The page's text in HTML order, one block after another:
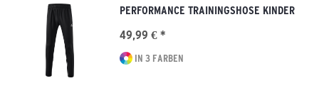
PERFORMANCE TRAININGSHOSE KINDER
49,99 € *
IN 3 FARBEN